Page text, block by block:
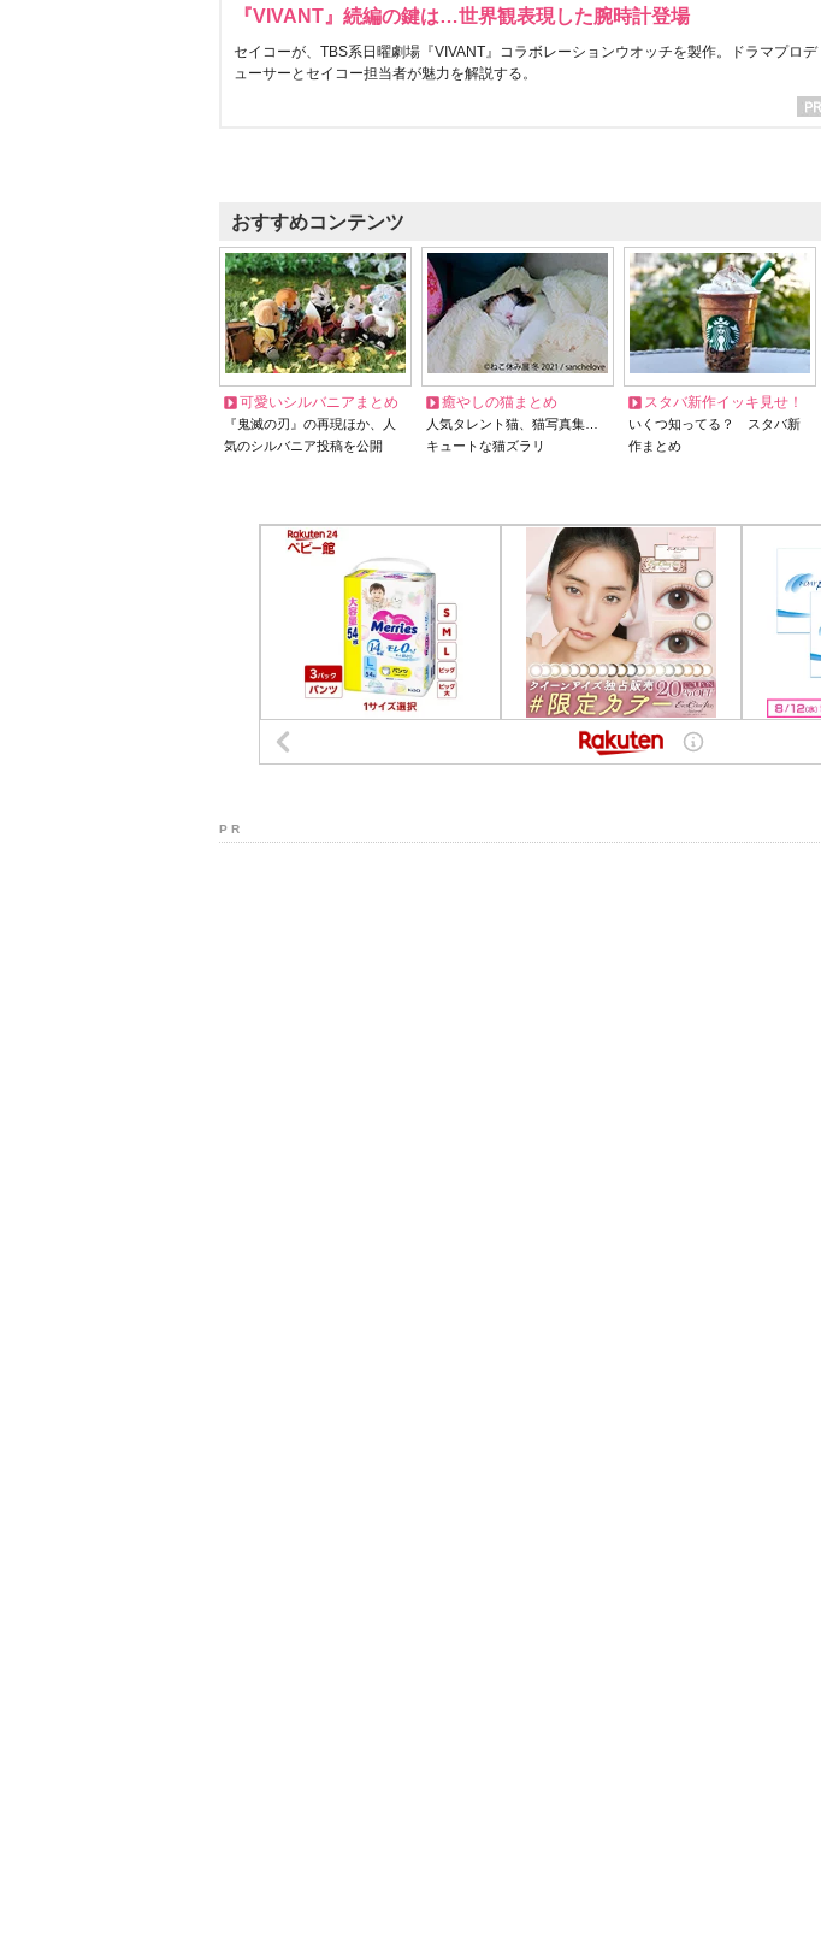
『VIVANT』続編の鍵は…世界観表現した腕時計登場
セイコーが、TBS系日曜劇場『VIVANT』コラボレーションウオッチを製作。ドラマプロデ
ューサーとセイコー担当者が魅力を解説する。
おすすめコンテンツ
可愛いシルバニアまとめ
『鬼滅の刃』の再現ほか、人
気のシルバニア投稿を公開
癒やしの猫まとめ
人気タレント猫、猫写真集…
キュートな猫ズラリ
スタバ新作イッキ見せ！
いくつ知ってる？ スタバ新
作まとめ
P R